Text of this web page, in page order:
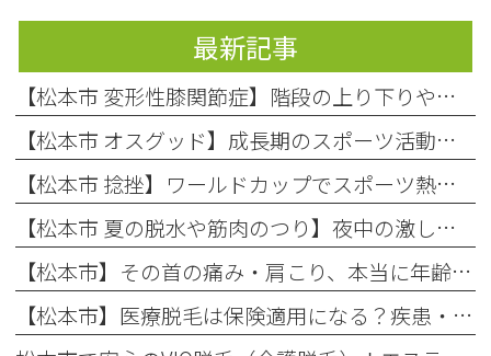
最新記事
【松本市 変形性膝関節症】階段の上り下りや立ち上がりがつらい…中高年の膝の痛み、あきらめないで！
【松本市 オスグッド】成長期のスポーツ活動で起こりやすい膝の痛み「オスグッド・シュラッター病」の原因と対処法
【松本市 捻挫】ワールドカップでスポーツ熱上昇中！お子様の「捻挫」にご注意を
【松本市 夏の脱水や筋肉のつり】夜中の激しい痛み…それ、夏の「隠れ脱水」が原因かもしれません！
【松本市】その首の痛み・肩こり、本当に年齢のせい？知っておきたい「首の危険信号」
【松本市】医療脱毛は保険適用になる？疾患・肌荒れに悩む方へ整形外科での脱毛を徹底解説！